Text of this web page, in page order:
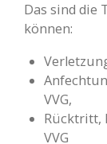
Das sind die
können:
VVG,
Rücktritt,
VVG